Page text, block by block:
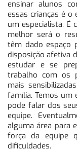
ensinar alunos
essas crianças é o
um especialista. É
melhor será o
têm dado espaço
disposição afetiva
estudar e se
trabalho com os
mais
família. Temos um
pode falar dos
equipe.
alguma área para
força da equipe
dificuldades.